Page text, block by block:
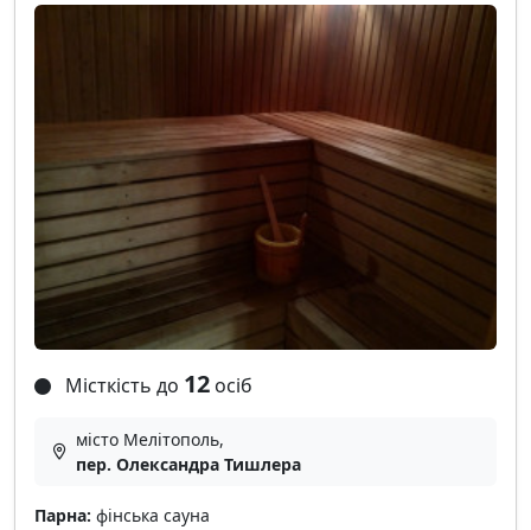
Місткість до 12 осіб
місто Мелітополь,
пер. Олександра Тишлера
Парна: фінська сауна